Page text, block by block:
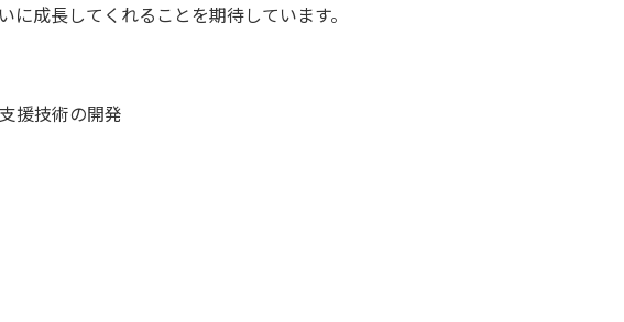
成長してくれることを期待しています。
援技術の開発